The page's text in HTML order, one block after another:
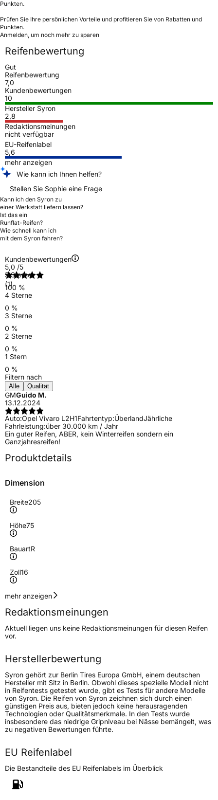
Punkten.
Prüfen Sie Ihre persönlichen Vorteile und profitieren Sie von Rabatten und
Punkten.
Anmelden, um noch mehr zu sparen
Reifenbewertung
Gut
Reifenbewertung
7,0
Kundenbewertungen
10
Hersteller Syron
2,8
Redaktionsmeinungen
nicht verfügbar
EU-Reifenlabel
5,6
mehr anzeigen
Wie kann ich Ihnen helfen?
Stellen Sie Sophie eine Frage
Kann ich den Syron zu
einer Werkstatt liefern lassen?
Ist das ein
Runflat-Reifen?
Wie schnell kann ich
mit dem Syron fahren?
Kundenbewertungen
5,0 /5
(1)
5 Sterne
100 %
4 Sterne
0 %
3 Sterne
0 %
2 Sterne
0 %
1 Stern
0 %
Filtern nach
Alle Qualität
GMGuido M.
13.12.2024
Auto:Opel Vivaro L2H1Fahrtentyp:ÜberlandJährliche
Fahrleistung:über 30.000 km / Jahr
Ein guter Reifen, ABER, kein Winterreifen sondern ein
Ganzjahresreifen!
Produktdetails
Dimension
Breite205
Höhe75
BauartR
Zoll16
Geschwindigkeitsindex
Höchstgeschwindigkeit
190 km/h
Lastindex110/108
Höchstlast1060/1000 kg
Gewicht (in kg)
13,03 kg
Generelle Merkmale
FahrzeugtypTransporter
VerwendungGanzjahresreifen
Modellname Merkep 2X
Weitere Eigenschaften
mehr anzeigen
Redaktionsmeinungen
Aktuell liegen uns keine Redaktionsmeinungen für diesen Reifen
vor.
Herstellerbewertung
Syron gehört zur Berlin Tires Europa GmbH, einem deutschen
Hersteller mit Sitz in Berlin. Obwohl dieses spezielle Modell nicht
in Reifentests getestet wurde, gibt es Tests für andere Modelle
von Syron. Die Reifen von Syron zeichnen sich durch einen
günstigen Preis aus, bieten jedoch keine herausragenden
Technologien oder Qualitätsmerkmale. In den Tests wurde
insbesondere das niedrige Gripniveau bei Nässe bemängelt, was
zu negativen Bewertungen führte.
EU Reifenlabel
Die Bestandteile des EU Reifenlabels im Überblick